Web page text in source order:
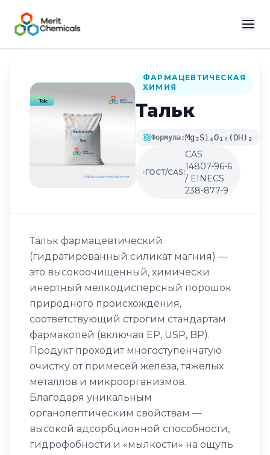
Назад в каталог
ФАРМАЦЕВТИЧЕСКАЯ
ХИМИЯ
Тальк
Формула:Mg₃Si₄O₁₀(OH)₂
ГОСТ/CAS:
CAS
14807-96-6
/ EINECS
238-877-9
Тальк фармацевтический
(гидратированный силикат магния) —
это высокоочищенный, химически
инертный мелкодисперсный порошок
природного происхождения,
соответствующий строгим стандартам
фармакопей (включая EP, USP, BP).
Продукт проходит многоступенчатую
очистку от примесей железа, тяжелых
металлов и микроорганизмов.
Благодаря уникальным
органолептическим свойствам —
высокой адсорбционной способности,
гидрофобности и «мылкости» на ощупь